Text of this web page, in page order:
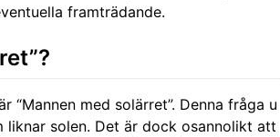
framträdande.
“Mannen med solärret”. Denna fråga u
solen. Det är dock osannolikt att